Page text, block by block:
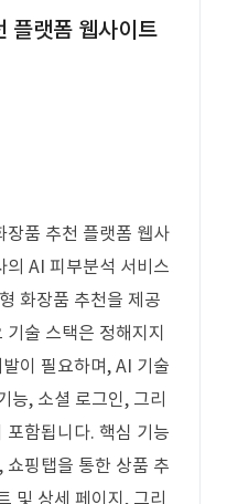
플랫폼 웹사이트
장품 추천 플랫폼 웹사
의 AI 피부분석 서비스
화장품 추천을 제공
술 스택은 정해지지
이 필요하며, AI 기술
능, 소셜 로그인, 그리
포함됩니다. 핵심 기능
쇼핑탭을 통한 상품 추
및 상세 페이지, 그리